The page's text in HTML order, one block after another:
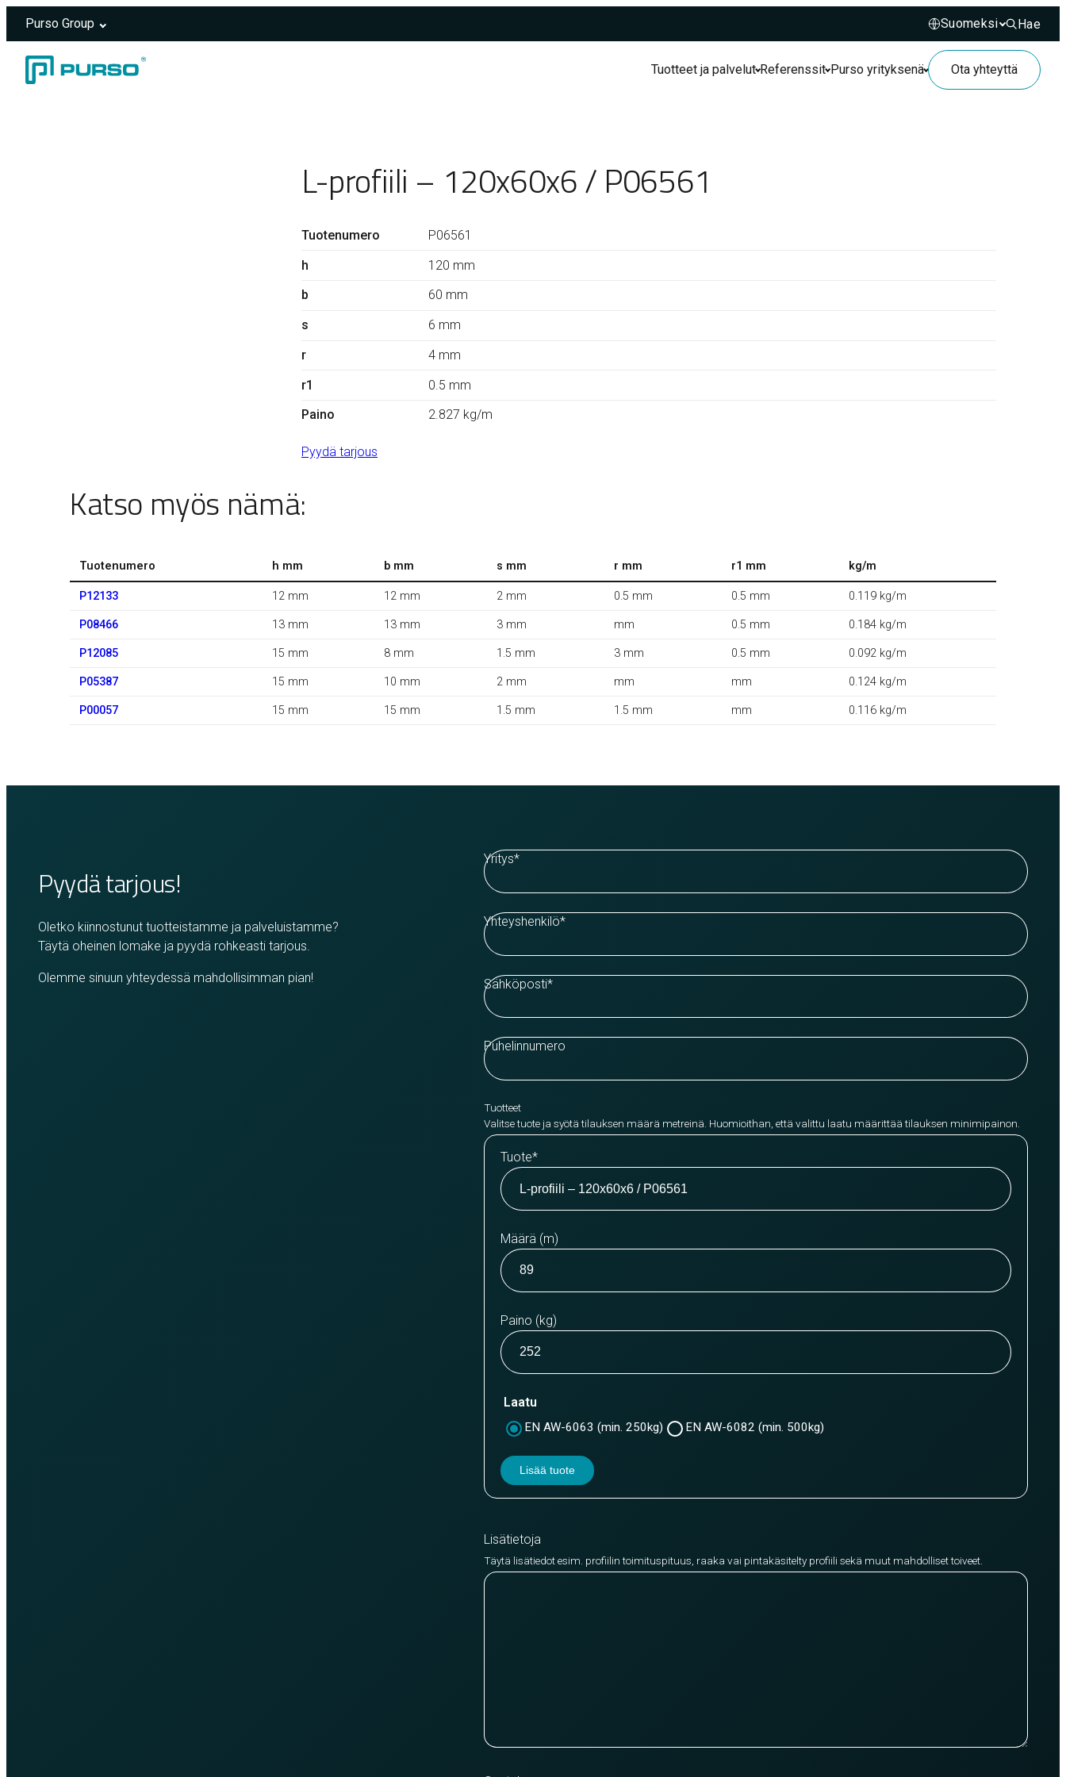
Purso Group
Hae
Hae
Tuotteet ja palvelut Referenssit Purso yrityksenä Ota yhteyttä
L-profiili – 120x60x6 / P06561
Tuotenumero
P06561
h
120 mm
b
60 mm
s
6 mm
r
4 mm
r1
0.5 mm
Paino
2.827 kg/m
Pyydä tarjous
Katso myös nämä:
Tuotenumero h mm b mm s mm r mm r1 mm kg/m
P12133 12 mm 12 mm 2 mm 0.5 mm 0.5 mm 0.119 kg/m
P08466 13 mm 13 mm 3 mm mm 0.5 mm 0.184 kg/m
P12085 15 mm 8 mm 1.5 mm 3 mm 0.5 mm 0.092 kg/m
P05387 15 mm 10 mm 2 mm mm mm 0.124 kg/m
P00057 15 mm 15 mm 1.5 mm 1.5 mm mm 0.116 kg/m
Pyydä tarjous!
Oletko kiinnostunut tuotteistamme ja palveluistamme?
Täytä oheinen lomake ja pyydä rohkeasti tarjous.
Olemme sinuun yhteydessä mahdollisimman pian!
Yritys*
Yhteyshenkilö*
Sähköposti*
Puhelinnumero
Tuotteet
Valitse tuote ja syötä tilauksen määrä metreinä. Huomioithan, että valittu laatu määrittää tilauksen minimipainon.
Tuote*
Määrä (m)
Paino (kg)
Laatu
EN AW-6063 (min. 250kg) EN AW-6082 (min. 500kg)
Lisää tuote
Lisätietoja
Täytä lisätiedot esim. profiilin toimituspituus, raaka vai pintakäsitelty profiili sekä muut mahdolliset toiveet.